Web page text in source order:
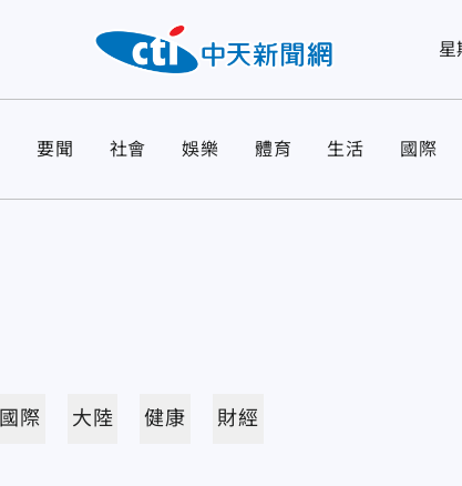
星
要聞 社會 娛樂 體育 生活 國際
國際 大陸 健康 財經